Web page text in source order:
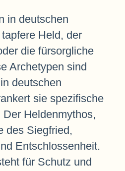
in deutschen
Held, der
die fürsorgliche
Archetypen sind
deutschen
sie spezifische
Heldenmythos,
des Siegfried,
Entschlossenheit.
für Schutz und